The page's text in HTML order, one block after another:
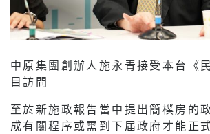
中原集團創辦人施永青接受本台《
目訪問
至於新施政報告當中提出簡樸房的
成有關程序或需到下届政府才能正